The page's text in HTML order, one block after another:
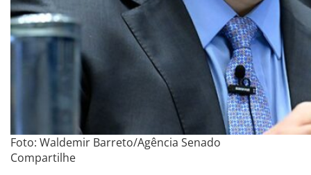
Foto: Waldemir Barreto/Agência Senado
Compartilhe